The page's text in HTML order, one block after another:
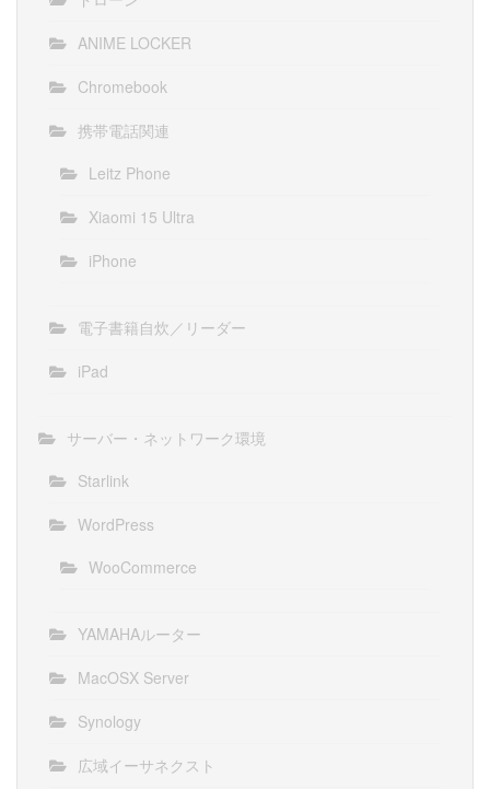
ANIME LOCKER
Chromebook
携帯電話関連
Leitz Phone
Xiaomi 15 Ultra
iPhone
電子書籍自炊／リーダー
iPad
サーバー・ネットワーク環境
Starlink
WordPress
WooCommerce
YAMAHAルーター
MacOSX Server
Synology
広域イーサネクスト